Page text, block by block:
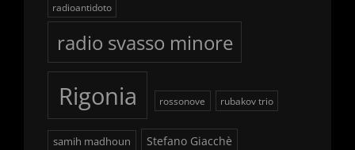
radioantidoto
radio svasso minore
Rigonia rossonove rubakov trio
samih madhoun Stefano Giacchè